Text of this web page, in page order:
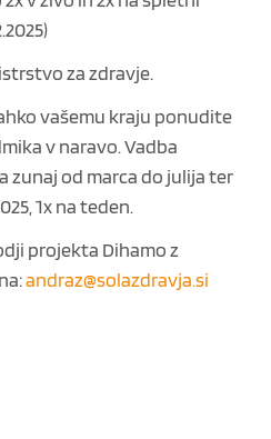
za zdravje.
vašemu kraju ponudite
v naravo. Vadba
zunaj od marca do julija ter
1x na teden.
projekta Dihamo z
andraz@solazdravja.si